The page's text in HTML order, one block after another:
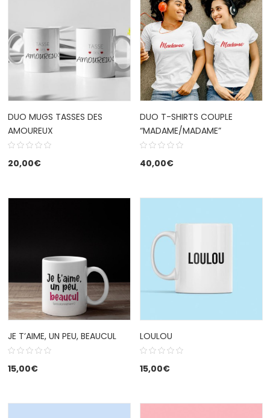
DUO MUGS TASSES DES
AMOUREUX
20,00€
DUO T-SHIRTS COUPLE
“MADAME/MADAME”
40,00€
JE T’AIME, UN PEU, BEAUCUL
15,00€
LOULOU
15,00€